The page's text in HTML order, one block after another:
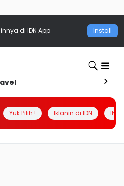
di IDN App Install
Yuk Pilih ! Iklanin di IDN